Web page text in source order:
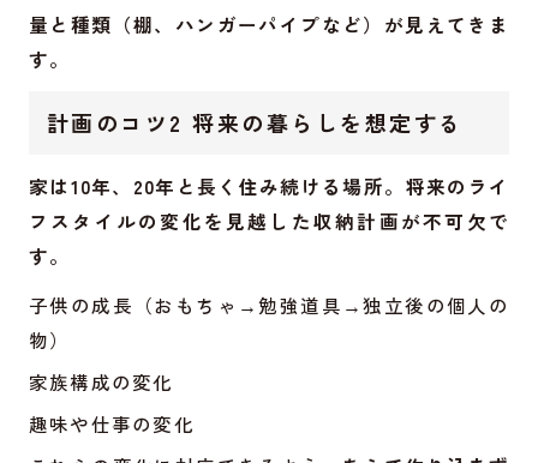
量と種類（棚、ハンガーパイプなど）が見えてきま
す。
計画のコツ2 将来の暮らしを想定する
家は10年、20年と長く住み続ける場所。将来のライ
フスタイルの変化を見越した収納計画が不可欠で
す。
子供の成長（おもちゃ→勉強道具→独立後の個人の
物）
家族構成の変化
趣味や仕事の変化